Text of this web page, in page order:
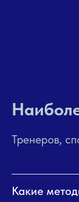
Тренеров,
Какие